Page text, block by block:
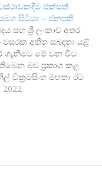
එක්සත්
සිටියා – ජනපති
සහ ශ්‍රී ලංකාව අතර
වසරක අතීත සබඳතා යළි
මේ වන විට
බව ප්‍රකාශ කළ
වික්‍රමසිංහ මහතා රට
දුන් සෑම
ජනපදය ශ්‍රී
2022